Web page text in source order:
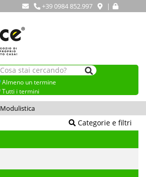
+39 0984 852.997 |
Almeno un termine
Tutti i termini
Modulistica
Categorie e filtri